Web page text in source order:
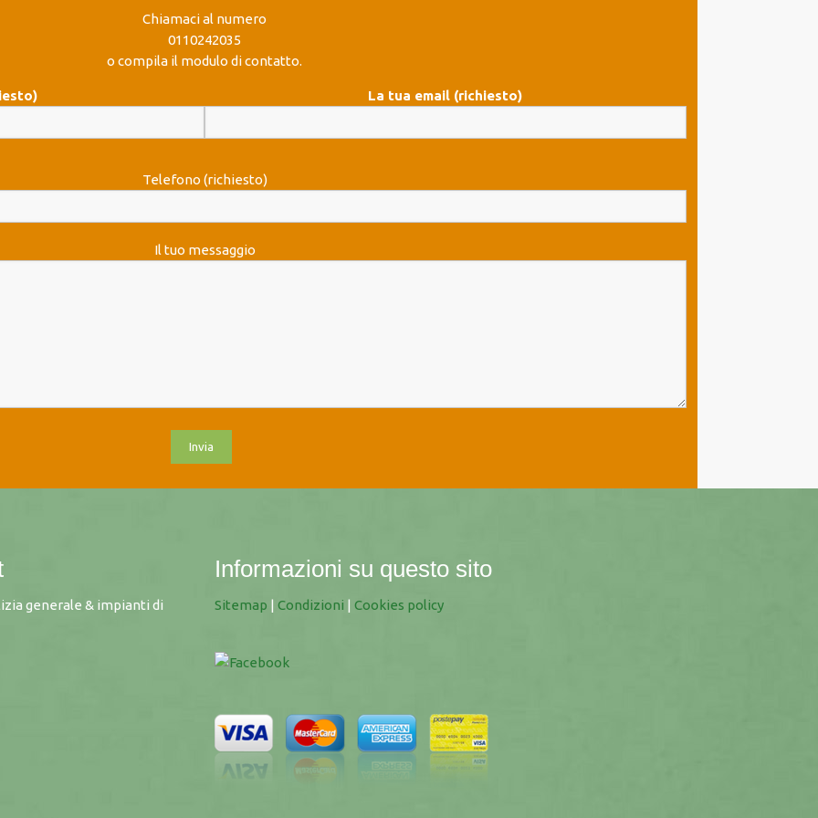
Chiamaci al numero
0110242035
o compila il modulo di contatto.
La tua email (richiesto)
Telefono (richiesto)
Il tuo messaggio
generale & impianti di
Informazioni su questo sito
Sitemap | Condizioni | Cookies policy